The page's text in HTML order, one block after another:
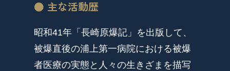
● 主な活動歴
昭和41年「長崎原爆記」を出版して、
被爆直後の浦上第一病院における被爆
者医療の実態と人々の生きざまを描写